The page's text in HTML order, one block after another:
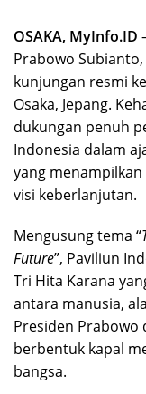
OSAKA, MyInfo.ID
Prabowo
kunjungan resmi
Osaka, Jepang.
dukungan penuh
Indonesia dalam
yang
visi keberlanjutan.
Mengusung tema “
Future”, Paviliun
Tri Hita Karana
antara manusia,
Presiden
berbentuk kapal
bangsa.